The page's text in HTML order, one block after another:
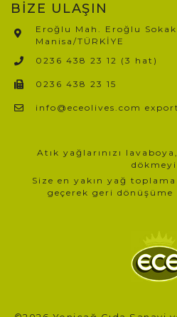
BİZE ULAŞIN
Eroğlu Mah. Eroğlu
Manisa/TÜRKİYE​
0236 438 23 12 (3 hat)
0236 438 23 15
info@eceolives.com
Atık yağlarınızı
Size en yakın yağ
geçerek geri